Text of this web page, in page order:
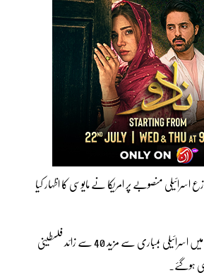
منصوبے پر امریکا نے مایوسی کا اظہار کیا
دوسری جانب وسطی غزہ میں اسرائیلی بمباری سے مزید 40 سے زائد فلسطینی